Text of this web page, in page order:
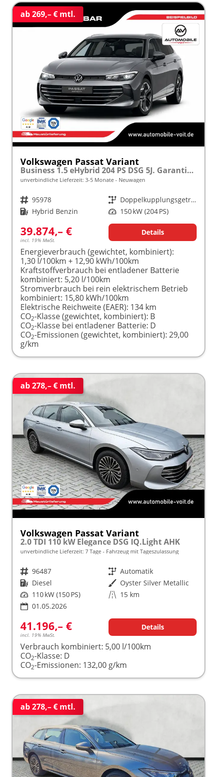
ab 269,– € mtl.
Volkswagen Passat Variant
Business 1.5 eHybrid 204 PS DSG 5J. Garantie/NAVI/SHZ/KAMERA/MASSAGE frei konfigurierbar!
unverbindliche Lieferzeit: 3-5 Monate Neuwagen
Fahrzeugnr. 95978 Getriebe
Doppelkupplungsgetriebe (DSG)
Kraftstoff Hybrid Benzin Leistung 150 kW (204 PS)
39.874,– €
incl. 19% MwSt.
Details
Energieverbrauch (gewichtet, kombiniert):
1,30 l/100km + 12,90 kWh/100km
Kraftstoffverbrauch bei entladener Batterie
kombiniert: 5,20 l/100km
Stromverbrauch bei rein elektrischem Betrieb
kombiniert: 15,80 kWh/100km
Elektrische Reichweite (EAER): 134 km
CO2-Klasse (gewichtet, kombiniert): B
CO2-Klasse bei entladener Batterie: D
CO2-Emissionen (gewichtet, kombiniert): 29,00
g/km
ab 278,– € mtl.
Volkswagen Passat Variant
2.0 TDI 110 kW Elegance DSG IQ.Light AHK
unverbindliche Lieferzeit: 7 Tage Fahrzeug mit Tageszulassung
Fahrzeugnr. 96487 Getriebe Automatik
Kraftstoff Diesel Außenfarbe Oyster Silver Metallic
Leistung 110 kW (150 PS) Kilometerstand 15 km
01.05.2026
41.196,– €
incl. 19% MwSt.
Details
Verbrauch kombiniert: 5,00 l/100km
CO2-Klasse: D
CO2-Emissionen: 132,00 g/km
ab 278,– € mtl.